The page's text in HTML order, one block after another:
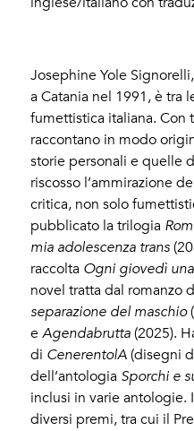
Josephine Yole
a Catania nel 1991, è tra
fumettistica italiana. Con
raccontano in modo
storie personali e quelle
riscosso l’ammirazione
critica, non solo
pubblicato la trilogia
mia adolescenza trans
raccolta Ogni giovedì
novel tratta dal romanzo
separazione del maschio
eAgendabrutta (2025).
di CenerentolA (disegni
dell’antologia Sporchi e
inclusi in varie antologie.
diversi premi, tra cui il